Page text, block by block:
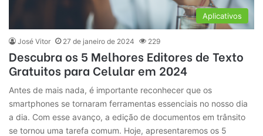
Aplicativos
José Vitor 27 de janeiro de 2024 229
Descubra os 5 Melhores Editores de Texto
Gratuitos para Celular em 2024
Antes de mais nada, é importante reconhecer que os
smartphones se tornaram ferramentas essenciais no nosso dia
a dia. Com esse avanço, a edição de documentos em trânsito
se tornou uma tarefa comum. Hoje, apresentaremos os 5